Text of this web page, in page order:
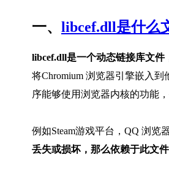
一、 libcef.dll是什么
libcef.dll是一个动态链接库文件
将Chromium 浏览器引擎嵌入
序能够使用浏览器内核的功能
例如Steam游戏平台，QQ 浏览
丢失或损坏，那么依赖于此文